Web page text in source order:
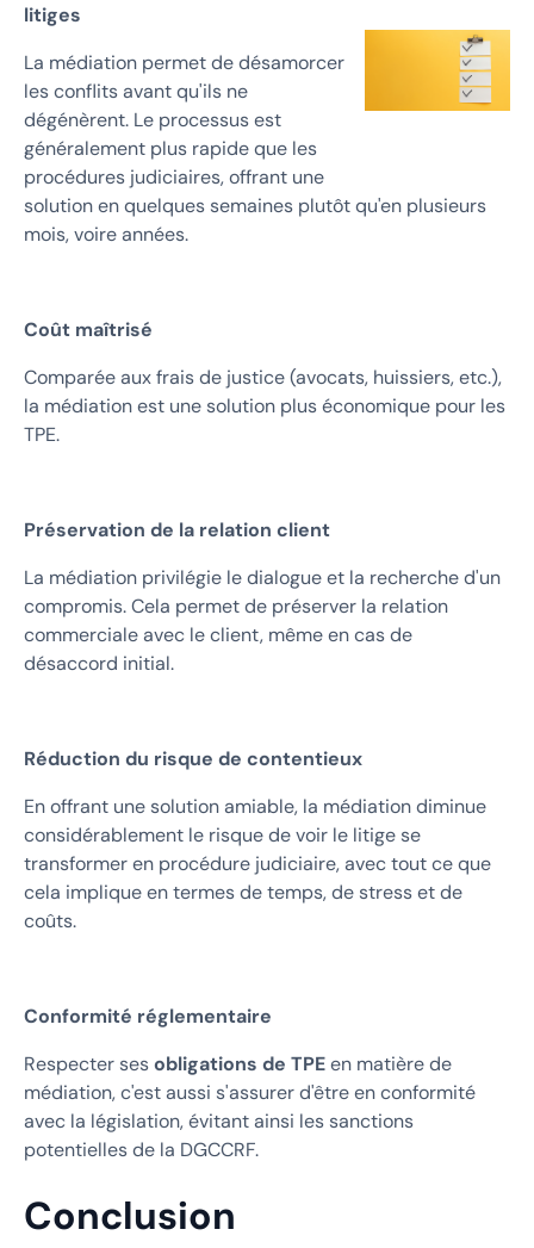
litiges
La médiation permet de désamorcer
les conflits avant qu'ils ne
dégénèrent. Le processus est
généralement plus rapide que les
procédures judiciaires, offrant une
solution en quelques semaines plutôt qu'en plusieurs
mois, voire années.
Coût maîtrisé
Comparée aux frais de justice (avocats, huissiers, etc.),
la médiation est une solution plus économique pour les
TPE.
Préservation de la relation client
La médiation privilégie le dialogue et la recherche d'un
compromis. Cela permet de préserver la relation
commerciale avec le client, même en cas de
désaccord initial.
Réduction du risque de contentieux
En offrant une solution amiable, la médiation diminue
considérablement le risque de voir le litige se
transformer en procédure judiciaire, avec tout ce que
cela implique en termes de temps, de stress et de
coûts.
Conformité réglementaire
Respecter sesobligations de TPEen matière de
médiation, c'est aussi s'assurer d'être en conformité
avec la législation, évitant ainsi les sanctions
potentielles de la DGCCRF.
Conclusion